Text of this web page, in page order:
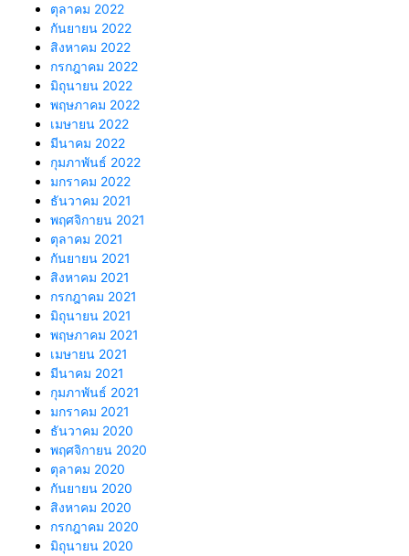
ตุลาคม 2022
กันยายน 2022
สิงหาคม 2022
กรกฎาคม 2022
มิถุนายน 2022
พฤษภาคม 2022
เมษายน 2022
มีนาคม 2022
กุมภาพันธ์ 2022
มกราคม 2022
ธันวาคม 2021
พฤศจิกายน 2021
ตุลาคม 2021
กันยายน 2021
สิงหาคม 2021
กรกฎาคม 2021
มิถุนายน 2021
พฤษภาคม 2021
เมษายน 2021
มีนาคม 2021
กุมภาพันธ์ 2021
มกราคม 2021
ธันวาคม 2020
พฤศจิกายน 2020
ตุลาคม 2020
กันยายน 2020
สิงหาคม 2020
กรกฎาคม 2020
มิถุนายน 2020